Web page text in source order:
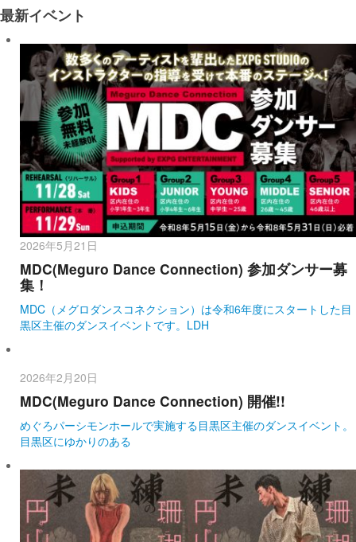
最新イベント
2026年5月21日
MDC(Meguro Dance Connection) 参加ダンサー募
集！
MDC（メグロダンスコネクション）は令和6年度にスタートした目
黒区主催のダンスイベントです。LDH
2026年2月20日
MDC(Meguro Dance Connection) 開催!!
めぐろパーシモンホールで実施する目黒区主催のダンスイベント。
目黒区にゆかりのある